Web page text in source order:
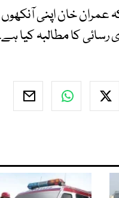
خان اپنی
رسائی کا مطالبہ کیا